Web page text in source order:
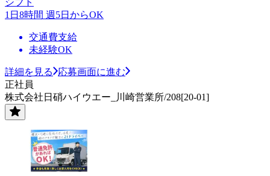
1日8時間 週5日からOK
交通費支給
未経験OK
詳細を見る
応募画面に進む
正社員
株式会社日硝ハイウエー_川崎営業所/208[20-01]